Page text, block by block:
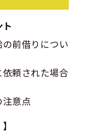
前借りについ
頼された場合
意点